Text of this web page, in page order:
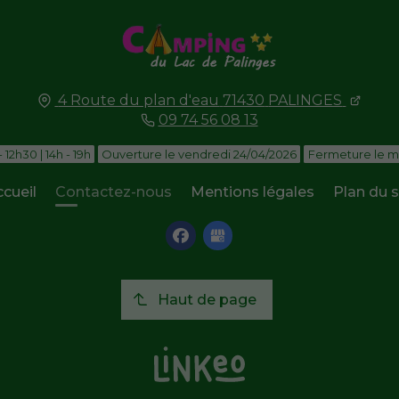
4 Route du plan d'eau 71430 PALINGES
09 74 56 08 13
| 14h - 19h Ouverture le vendredi 24/04/2026 Fermeture le
Contactez-nous Mentions légales Plan du
Haut de page